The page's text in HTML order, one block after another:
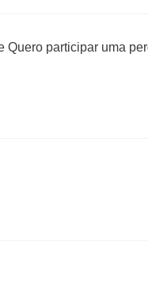
Quero participar uma